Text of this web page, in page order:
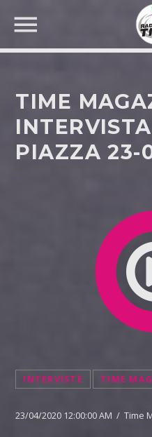
CERCA
TIME
PIAZZA 23-
INTERVISTE TIME
23/04/2020 12:00:00 AM / Time